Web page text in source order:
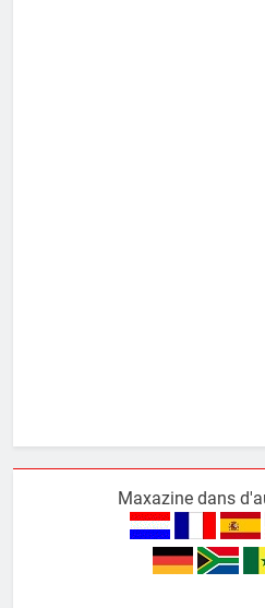
Maxazine dans